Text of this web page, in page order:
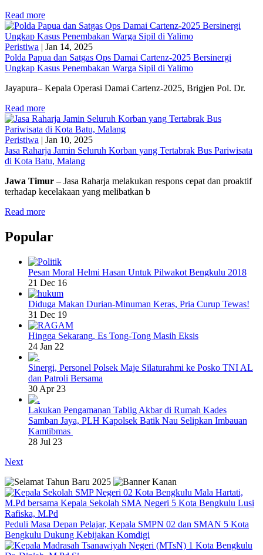
Read more
Peristiwa | Jan 14, 2025
Polda Papua dan Satgas Ops Damai Cartenz-2025 Bersinergi
Ungkap Kasus Penembakan Warga Sipil di Yalimo
Jayapura– Kepala Operasi Damai Cartenz-2025, Brigjen Pol. Dr.
Read more
Peristiwa | Jan 10, 2025
Jasa Raharja Jamin Seluruh Korban yang Tertabrak Bus Pariwisata
di Kota Batu, Malang
Jawa Timur – Jasa Raharja melakukan respons cepat dan proaktif
terhadap kecelakaan yang melibatkan b
Read more
Popular
Pesan Moral Helmi Hasan Untuk Pilwakot Bengkulu 2018
21 Dec 16
Diduga Makan Durian-Minuman Keras, Pria Curup Tewas!
31 Dec 19
Hingga Sekarang, Es Tong-Tong Masih Eksis
24 Jan 22
Sinergi, Personel Polsek Maje Silaturahmi ke Posko TNI AL
dan Patroli Bersama
30 Apr 23
Lakukan Pengamanan Tablig Akbar di Rumah Kades
Samban Jaya, PLH Kapolsek Batik Nau Selipkan Imbauan
Kamtibmas
28 Jul 23
Next
Peduli Masa Depan Pelajar, Kepala SMPN 02 dan SMAN 5 Kota
Bengkulu Dukung Kebijakan Komdigi